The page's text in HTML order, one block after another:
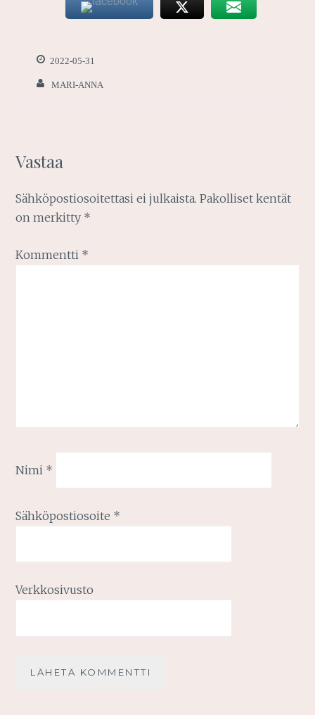
2022-05-31
MARI-ANNA
Vastaa
Sähköpostiosoitettasi ei julkaista. Pakolliset kentät
on merkitty *
Kommentti *
Nimi *
Sähköpostiosoite *
Verkkosivusto